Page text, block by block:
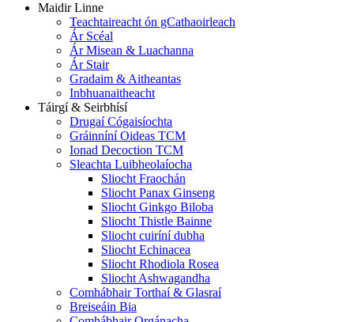
Maidir Linne
Teachtaireacht ón gCathaoirleach
Ár Scéal
Ár Misean & Luachanna
Ár Stair
Gradaim & Aitheantas
Inbhuanaitheacht
Táirgí & Seirbhísí
Drugaí Cógaisíochta
Gráinníní Oideas TCM
Ionad Decoction TCM
Sleachta Luibheolaíocha
Sliocht Fraochán
Sliocht Panax Ginseng
Sliocht Ginkgo Biloba
Sliocht Thistle Bainne
Sliocht cuiríní dubha
Sliocht Echinacea
Sliocht Rhodiola Rosea
Sliocht Ashwagandha
Comhábhair Torthaí & Glasraí
Breiseáin Bia